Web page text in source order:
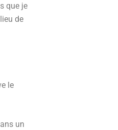
que je
de
le
un